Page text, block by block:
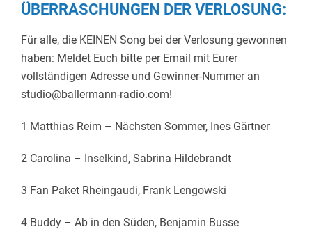
ÜBERRASCHUNGEN DER VERLOSUNG:
Für alle, die KEINEN Song bei der Verlosung gewonnen
haben: Meldet Euch bitte per Email mit Eurer
vollständigen Adresse und Gewinner-Nummer an
studio@ballermann-radio.com!
1 Matthias Reim – Nächsten Sommer, Ines Gärtner
2 Carolina – Inselkind, Sabrina Hildebrandt
3 Fan Paket Rheingaudi, Frank Lengowski
4 Buddy – Ab in den Süden, Benjamin Busse